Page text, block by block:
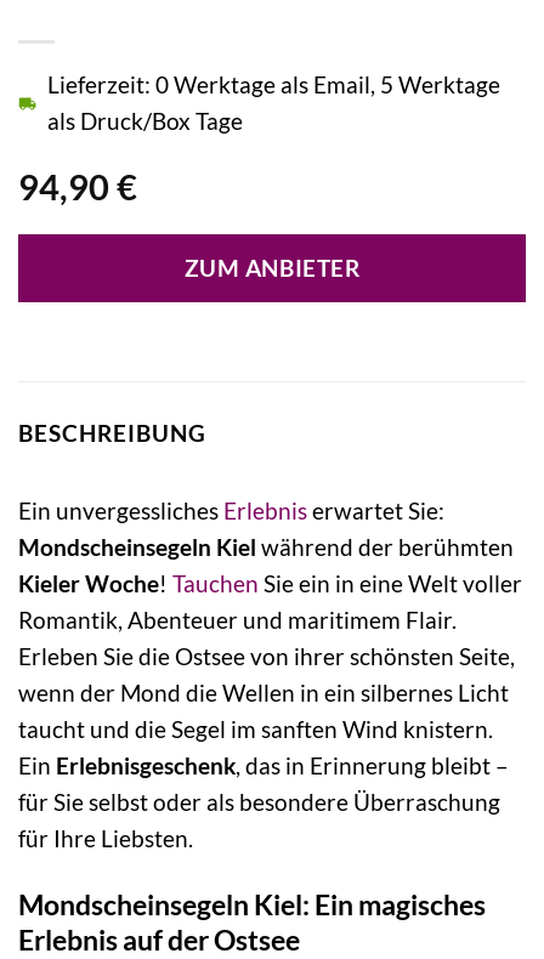
94,90 €
Lieferzeit: 0 Werktage als Email, 5 Werktage
als Druck/Box Tage
ZUM ANBIETER
BESCHREIBUNG
Ein unvergessliches Erlebniserwartet Sie:
Mondscheinsegeln Kiel während der berühmten
Kieler Woche! Tauchen Sie ein in eine Welt voller
Romantik, Abenteuer und maritimem Flair.
Erleben Sie die Ostsee von ihrer schönsten Seite,
wenn der Mond die Wellen in ein silbernes Licht
taucht und die Segel im sanften Wind knistern.
Ein Erlebnisgeschenk, das in Erinnerung bleibt –
für Sie selbst oder als besondere Überraschung
für Ihre Liebsten.
Mondscheinsegeln Kiel: Ein magisches
Erlebnis auf der Ostsee